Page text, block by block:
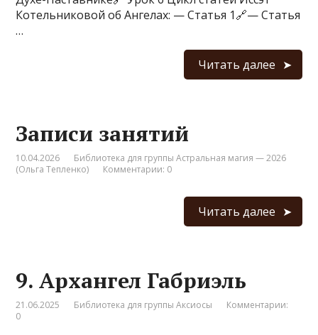
Котельниковой об Ангелах: — Статья 1🔗— Статья
…
Читать далее
Записи занятий
10.04.2026
Библиотека для группы Астральная магия — 2026
(Ольга Тепленко)
Комментарии: 0
Читать далее
9. Архангел Габриэль
21.06.2025 Библиотека для группы Аксиосы
Комментарии:
0